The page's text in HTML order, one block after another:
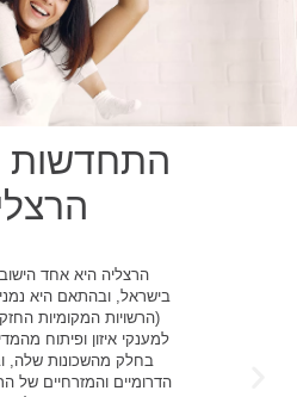
התחדשות
הרצליה היא אחד
(הרשויות המקומיות
למענקי איזון ופיתוח
בחלק מהשכונות שלה,
הדרומיים והמזרחיים של